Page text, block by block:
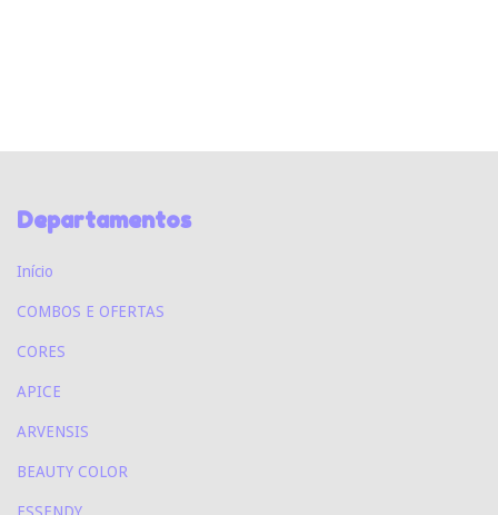
Departamentos
Início
COMBOS E OFERTAS
CORES
APICE
ARVENSIS
BEAUTY COLOR